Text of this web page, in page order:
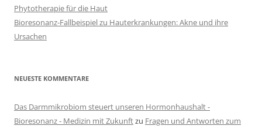
Phytotherapie für die Haut
Bioresonanz-Fallbeispiel zu Hauterkrankungen: Akne und ihre
Ursachen
NEUESTE KOMMENTARE
Das Darmmikrobiom steuert unseren Hormonhaushalt -
Bioresonanz - Medizin mit Zukunftzu Fragen und Antworten zum